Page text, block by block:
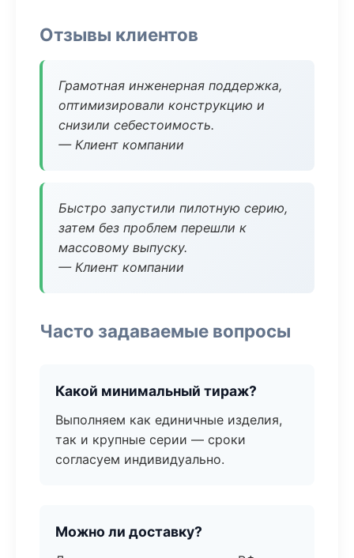
Отзывы клиентов
Грамотная инженерная поддержка,
оптимизировали конструкцию и
снизили себестоимость.
— Клиент компании
Быстро запустили пилотную серию,
затем без проблем перешли к
массовому выпуску.
— Клиент компании
Часто задаваемые вопросы
Какой минимальный тираж?
Выполняем как единичные изделия,
так и крупные серии — сроки
согласуем индивидуально.
Можно ли доставку?